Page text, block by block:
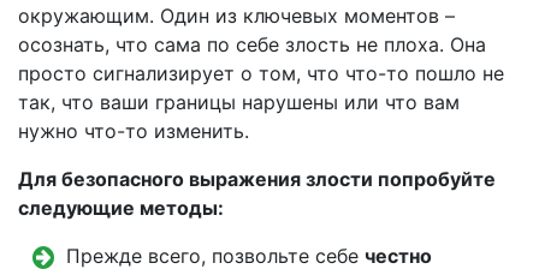
окружающим. Один из ключевых моментов –
осознать, что сама по себе злость не плоха. Она
просто сигнализирует о том, что что-то пошло не
так, что ваши границы нарушены или что вам
нужно что-то изменить.
Для безопасного выражения злости попробуйте
следующие методы:
Прежде всего, позвольте себе честно